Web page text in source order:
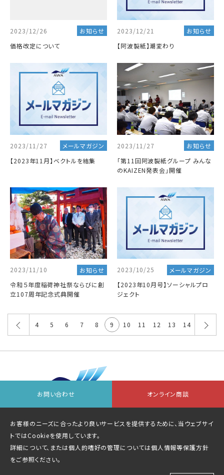
2023/12/26
お知らせ
価格改定について
2023/12/21
お知らせ
【阿波製紙】潮変わり
2023/11/27
メールマガジン
【2023年11月】ベクトルを結集
2023/11/27
お知らせ
「第11回阿波製紙グループ みんな
のKAIZEN発表会」開催
2023/11/10
お知らせ
令和５年度稲荷神社祭ならびに創
立107周年記念式典開催
2023/10/25
メールマガジン
【2023年10月号】ソーシャルプロ
ジェクト
4 5 6 7 8 9 10 11 12 13 14
会社情報 お問い合わせ先一覧
オンライン商談
お問い合わせ オンライン商談
お客様のニーズに合ったより良いサービスを提供するために、当ウェブサイ
トではCookieを使用しています。
詳細について、または個人的嗜好の管理については個人情報等保護方針
をご参照ください。